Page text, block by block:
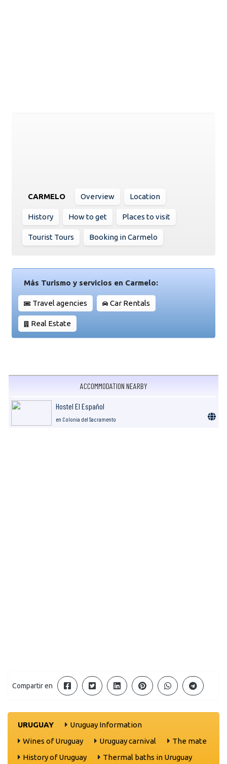
CARMELO Overview Location
History How to get Places to visit
Tourist Tours Booking in Carmelo
Más Turismo y servicios en Carmelo:
Travel agencies Car Rentals
Real Estate
ACCOMMODATION NEARBY
Hostel El Español
en Colonia del Sacramento
Compartir en
URUGUAY
Uruguay Information
Wines of Uruguay
Uruguay carnival
The mate
History of Uruguay
Thermal baths in Uruguay